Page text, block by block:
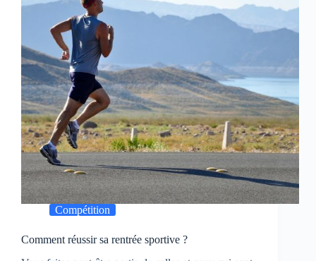
Compétition
Comment réussir sa rentrée sportive ?